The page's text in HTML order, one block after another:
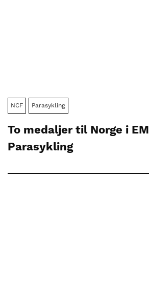
NCF Parasykling
To medaljer til Norge i EM
Parasykling